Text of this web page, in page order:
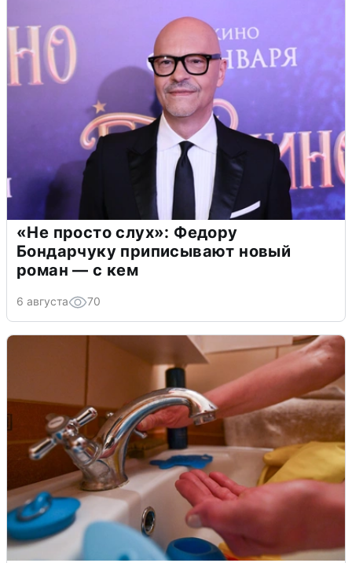
«Не просто слух»: Федору
Бондарчуку приписывают новый
роман — с кем
6 августа 70